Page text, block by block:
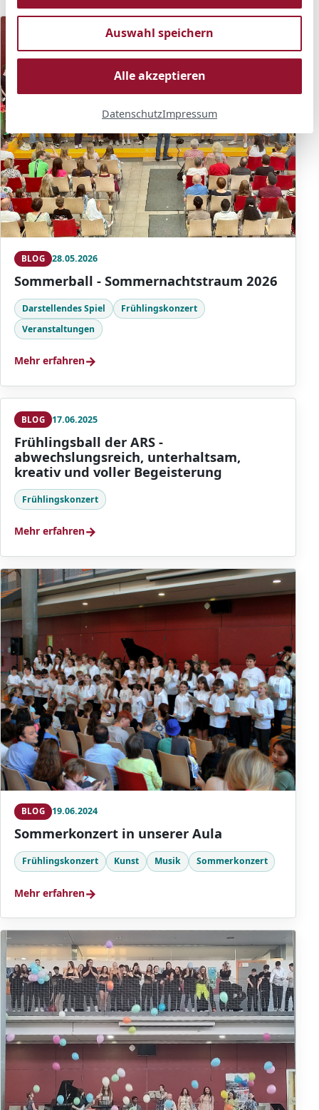
BLOG 28.05.2026
Sommerball - Sommernachtstraum 2026
Darstellendes Spiel
Frühlingskonzert
Veranstaltungen
Mehr erfahren→
BLOG 17.06.2025
Frühlingsball der ARS -
abwechslungsreich, unterhaltsam,
kreativ und voller Begeisterung
Frühlingskonzert
Mehr erfahren→
BLOG 19.06.2024
Sommerkonzert in unserer Aula
Frühlingskonzert Kunst Musik Sommerkonzert
Mehr erfahren→
Auswahl speichern
Alle akzeptieren
DatenschutzImpressum